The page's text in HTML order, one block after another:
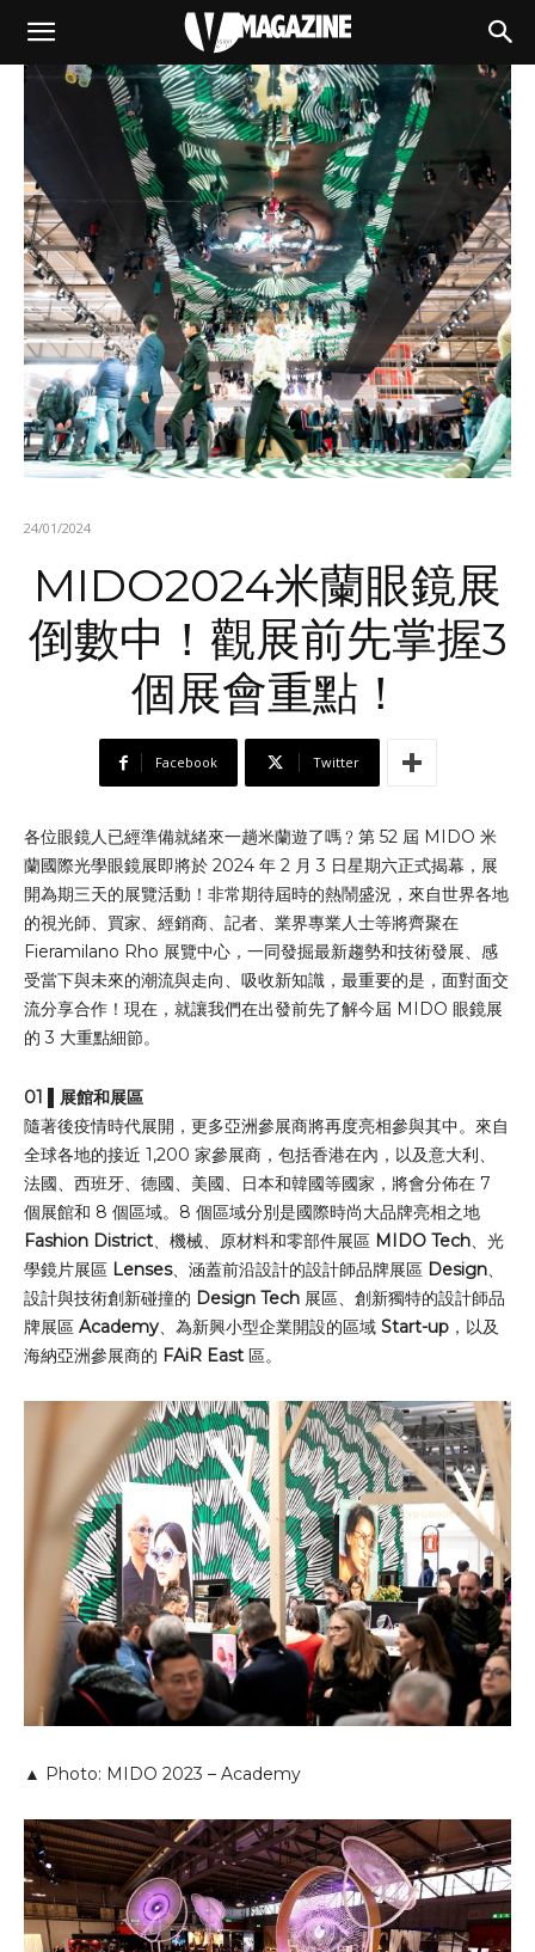
24/01/2024
MIDO2024米蘭眼鏡展
倒數中！觀展前先掌握3
個展會重點！
Facebook Twitter
各位眼鏡人已經準備就緒來一趟米蘭遊了嗎﹖第 52 屆 MIDO 米
蘭國際光學眼鏡展即將於 2024 年 2 月 3 日星期六正式揭幕，展
開為期三天的展覽活動！非常期待屆時的熱鬧盛況，來自世界各地
的視光師、買家、經銷商、記者、業界專業人士等將齊聚在
Fieramilano Rho 展覽中心，一同發掘最新趨勢和技術發展、感
受當下與未來的潮流與走向、吸收新知識，最重要的是，面對面交
流分享合作！現在，就讓我們在出發前先了解今屆 MIDO 眼鏡展
的 3 大重點細節。
01 ▌展館和展區
隨著後疫情時代展開，更多亞洲參展商將再度亮相參與其中。來自
全球各地的接近 1,200 家參展商，包括香港在內，以及意大利、
法國、西班牙、德國、美國、日本和韓國等國家，將會分佈在 7
個展館和 8 個區域。8 個區域分別是國際時尚大品牌亮相之地
Fashion District、機械、原材料和零部件展區 MIDO Tech、光
學鏡片展區 Lenses、涵蓋前沿設計的設計師品牌展區 Design、
設計與技術創新碰撞的 Design Tech 展區、創新獨特的設計師品
牌展區 Academy、為新興小型企業開設的區域 Start-up ，以及
海納亞洲參展商的 FAiR East 區。
▲ Photo: MIDO 2023 – Academy